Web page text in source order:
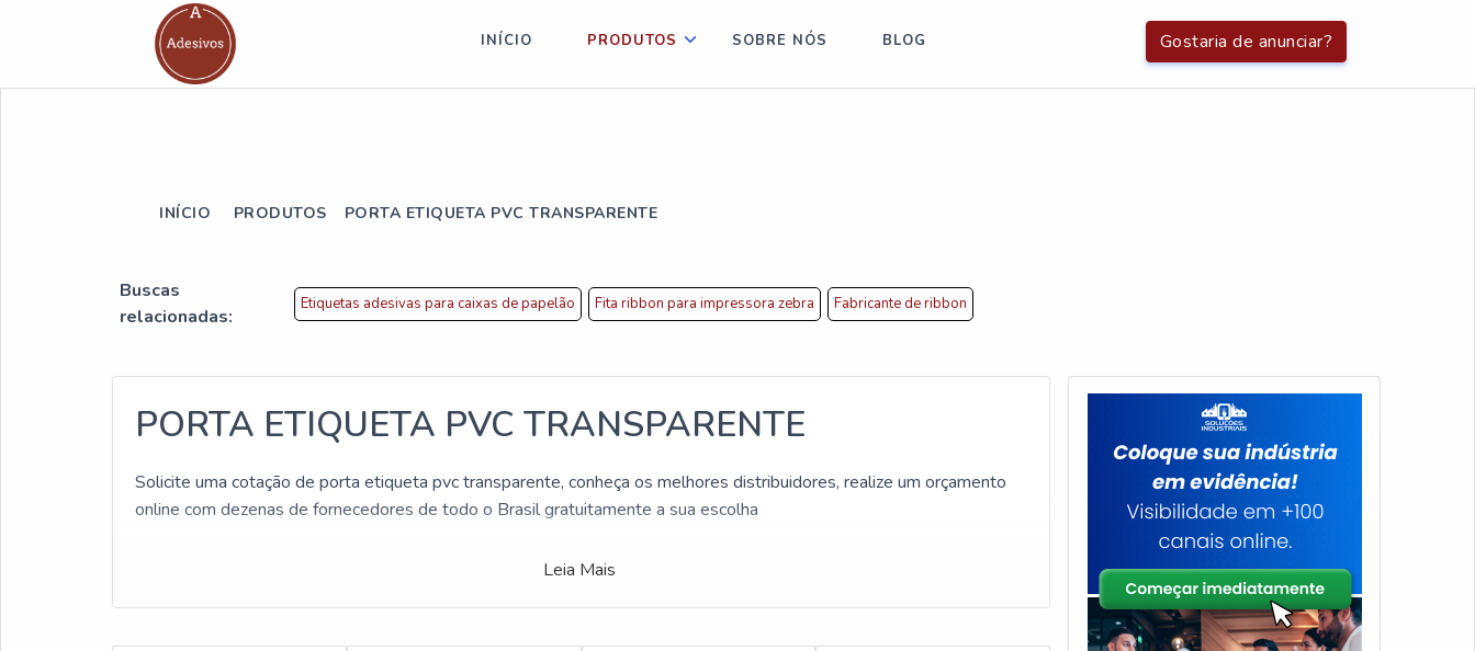
Gostaria de anunciar?
INÍCIO PRODUTOS SOBRE NÓS BLOG
INÍCIO PRODUTOS PORTA ETIQUETA PVC TRANSPARENTE
Buscas
relacionadas:
Etiquetas adesivas para caixas de papelão Fita ribbon para impressora zebra Fabricante de ribbon
PORTA ETIQUETA PVC TRANSPARENTE
Solicite uma cotação de porta etiqueta pvc transparente, conheça os melhores distribuidores, realize um orçamento
online com dezenas de fornecedores de todo o Brasil gratuitamente a sua escolha
Leia Mais